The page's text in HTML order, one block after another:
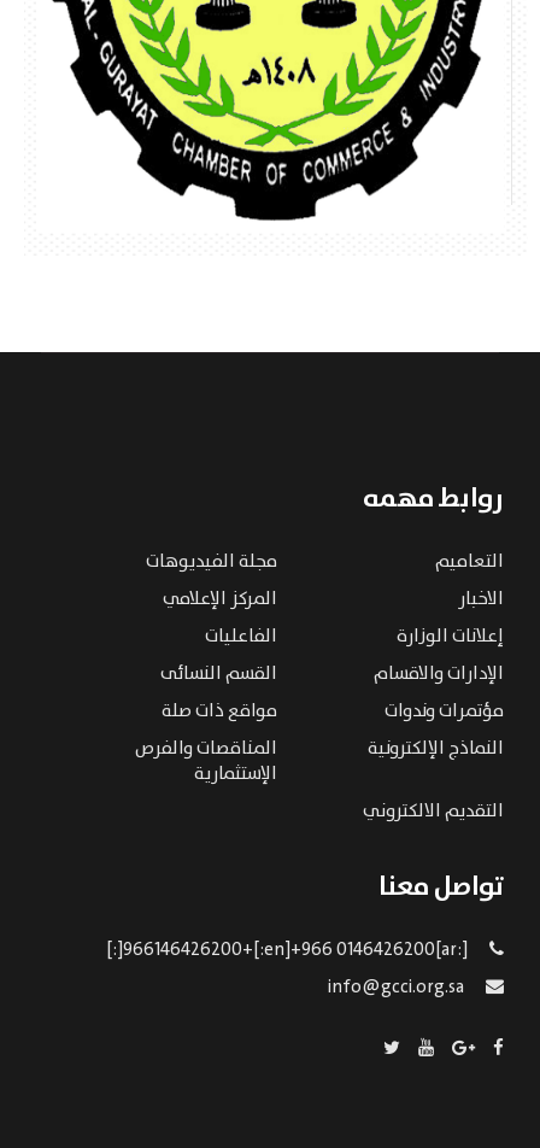
روابط مهمه
التعاميم
مجلة الفيديوهات
الاخبار
المركز الإعلامي
إعلانات الوزارة
الفاعليات
الإدارات والاقسام
القسم النسائى
مؤتمرات وندوات
مواقع ذات صلة
النماذج الإلكترونية
المناقصات والفرص
الإستثمارية
التقديم الالكتروني
تواصل معنا
[:ar]966146426200+[:en]+966 0146426200[:]